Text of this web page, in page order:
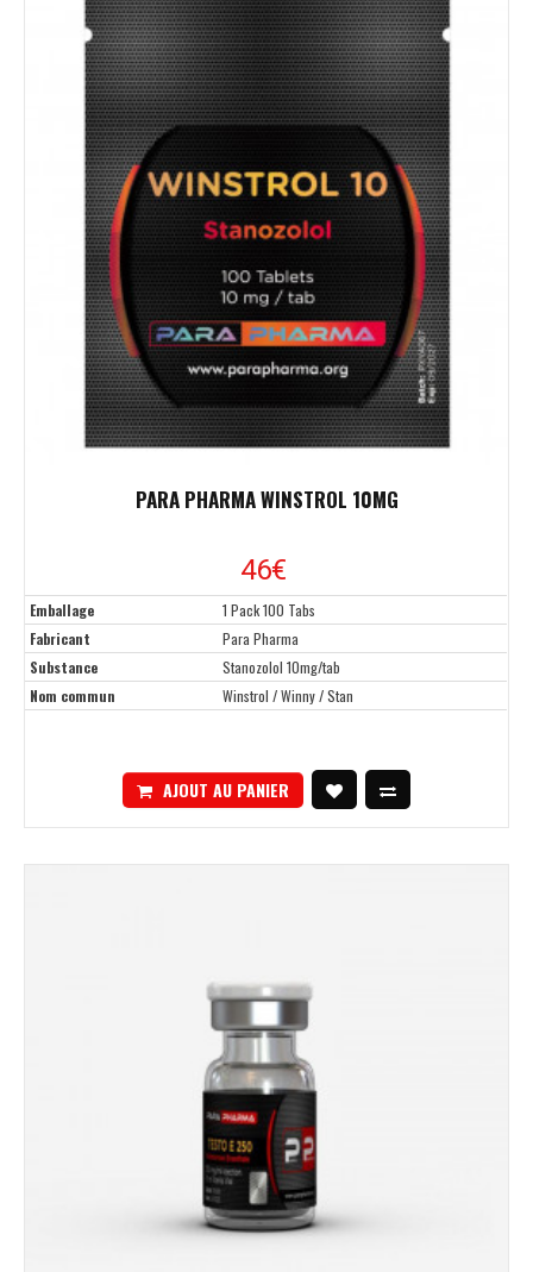
PARA PHARMA WINSTROL 10MG
46€
Emballage
1 Pack 100 Tabs
Fabricant
Para Pharma
Substance
Stanozolol 10mg/tab
Nom commun
Winstrol / Winny / Stan
AJOUT AU PANIER